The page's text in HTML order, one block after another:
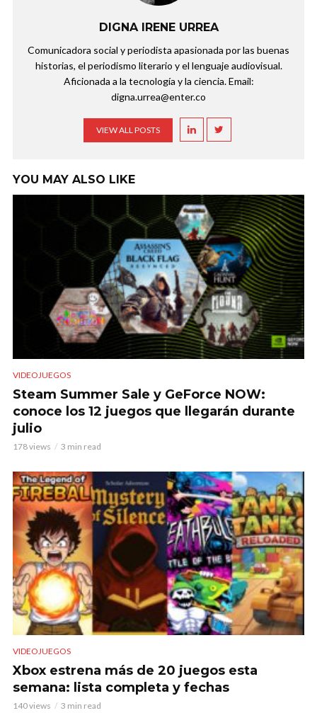
DIGNA IRENE URREA
Comunicadora social y periodista apasionada por las buenas
historias, el periodismo literario y el lenguaje audiovisual.
Aficionada a la tecnología y la ciencia. Email:
digna.urrea@enter.co
VIEW ALL POSTS
YOU MAY ALSO LIKE
VIDEOJUEGOS
Steam Summer Sale y GeForce NOW:
conoce los 12 juegos que llegarán durante
julio
178 views 3 min read
VIDEOJUEGOS
Xbox estrena más de 20 juegos esta
semana: lista completa y fechas
140 views 3 min read